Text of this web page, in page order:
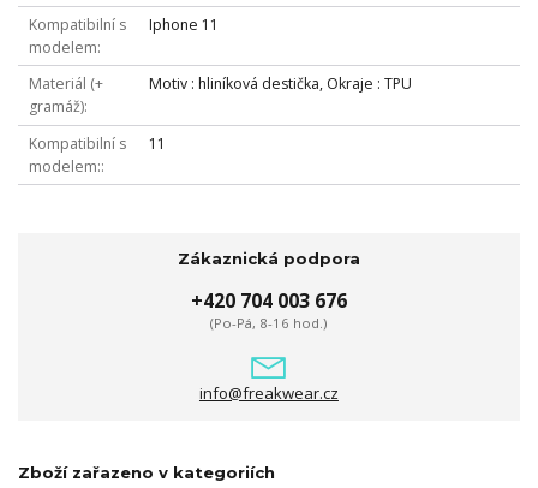
Kompatibilní s
modelem
Iphone 11
Materiál (+
gramáž)
Motiv : hliníková destička, Okraje : TPU
Kompatibilní s
modelem:
11
Zákaznická podpora
+420 704 003 676
(Po-Pá, 8-16 hod.)
info@freakwear.cz
Zboží zařazeno v kategoriích